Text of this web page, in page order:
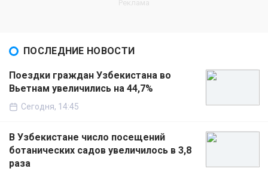
ПОСЛЕДНИЕ НОВОСТИ
Поездки граждан Узбекистана во
Вьетнам увеличились на 44,7%
Сегодня, 14:45
В Узбекистане число посещений
ботанических садов увеличилось в 3,8
раза